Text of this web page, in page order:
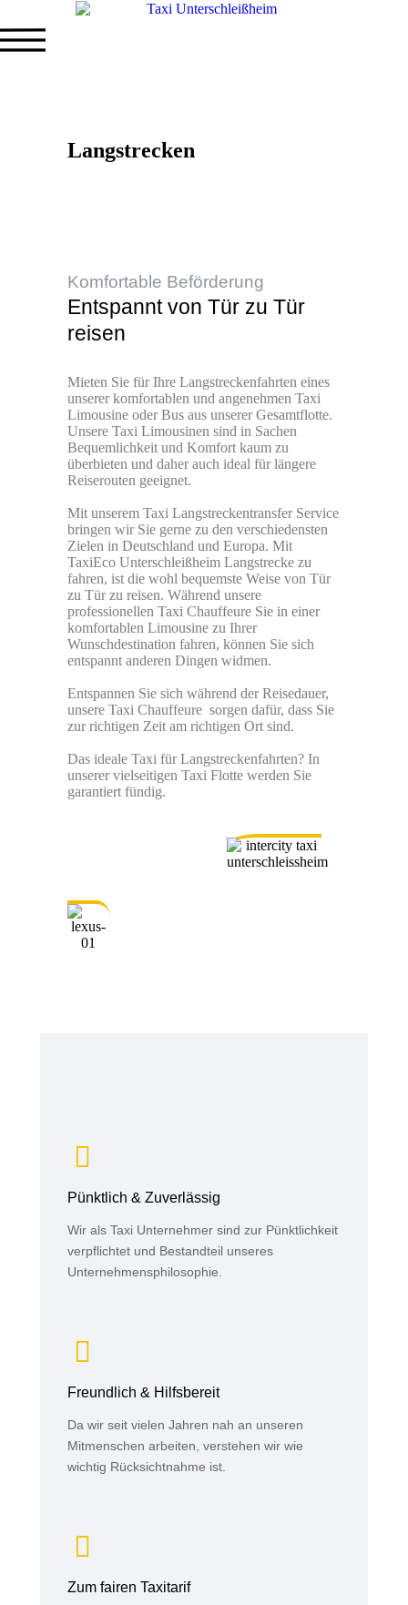
Langstrecken
Komfortable Beförderung
Entspannt von Tür zu Tür
reisen
Mieten Sie für Ihre Langstreckenfahrten eines
unserer komfortablen und angenehmen Taxi
Limousine oder Bus aus unserer Gesamtflotte.
Unsere Taxi Limousinen sind in Sachen
Bequemlichkeit und Komfort kaum zu
überbieten und daher auch ideal für längere
Reiserouten geeignet.
Mit unserem Taxi Langstreckentransfer Service
bringen wir Sie gerne zu den verschiedensten
Zielen in Deutschland und Europa. Mit
TaxiEco Unterschleißheim Langstrecke zu
fahren, ist die wohl bequemste Weise von Tür
zu Tür zu reisen. Während unsere
professionellen Taxi Chauffeure Sie in einer
komfortablen Limousine zu Ihrer
Wunschdestination fahren, können Sie sich
entspannt anderen Dingen widmen.
Entspannen Sie sich während der Reisedauer,
unsere Taxi Chauffeure sorgen dafür, dass Sie
zur richtigen Zeit am richtigen Ort sind.
Das ideale Taxi für Langstreckenfahrten? In
unserer vielseitigen Taxi Flotte werden Sie
garantiert fündig.
Pünktlich & Zuverlässig
Wir als Taxi Unternehmer sind zur Pünktlichkeit
verpflichtet und Bestandteil unseres
Unternehmensphilosophie.
Freundlich & Hilfsbereit
Da wir seit vielen Jahren nah an unseren
Mitmenschen arbeiten, verstehen wir wie
wichtig Rücksichtnahme ist.
Zum fairen Taxitarif